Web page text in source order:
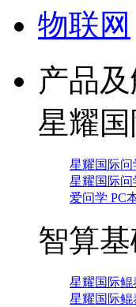
物联网
产品
星耀
星耀国际问
星耀国际问
爱问学 PC
智算
星耀国际鲲
星耀国际